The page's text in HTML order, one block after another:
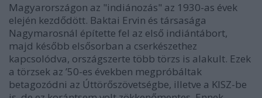
Magyarországon az "indiánozás" az 1930-as évek
elején kezdődött. Baktai Ervin és társasága
Nagymarosnál építette fel az első indiántábort,
majd később elsősorban a cserkészethez
kapcsolódva, országszerte több törzs is alakult. Ezek
a törzsek az ’50-es években megpróbáltak
betagozódni az Úttörőszövetségbe, illetve a KISZ-be